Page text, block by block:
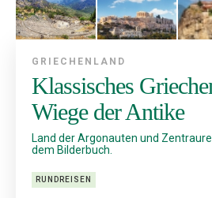
GRIECHENLAND
Klassisches
Wiege der Antike
Land der Argonauten und
dem Bilderbuch.
RUNDREISEN